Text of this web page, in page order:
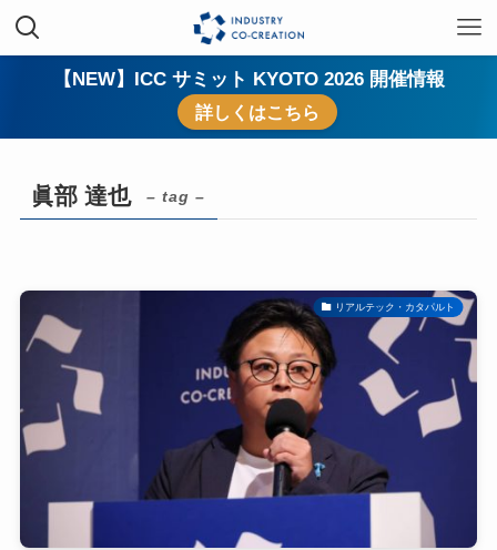
【NEW】ICC サミット KYOTO 2026 開催情報
詳しくはこちら
眞部 達也 – tag –
リアルテック・カタパルト